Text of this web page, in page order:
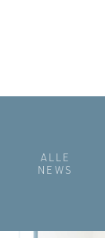
ALLE
NEWS